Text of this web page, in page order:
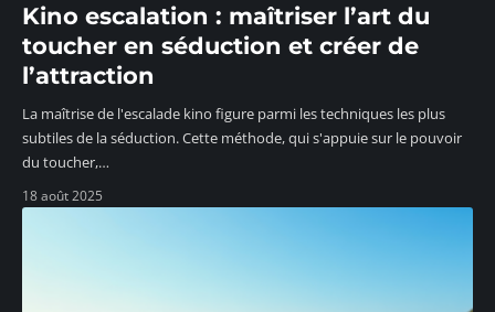
Kino escalation : maîtriser l’art du
toucher en séduction et créer de
l’attraction
La maîtrise de l'escalade kino figure parmi les techniques les plus
subtiles de la séduction. Cette méthode, qui s'appuie sur le pouvoir
du toucher,…
18 août 2025